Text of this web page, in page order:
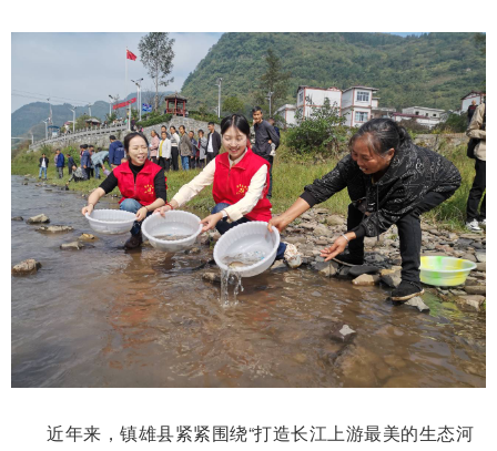
近年来，镇雄县紧紧围绕“打造长江上游最美的生态河